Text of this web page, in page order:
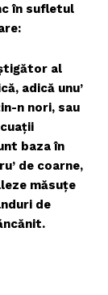
în sufletul
al
adică unu’
n nori, sau
baza în
de coarne,
măsuțe
de